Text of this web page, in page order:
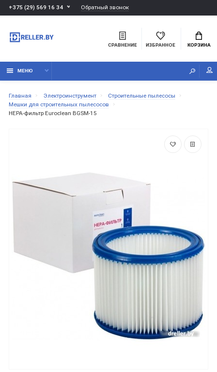
+375 (29) 569 16 34 Обратный звонок
СРАВНЕНИЕ ИЗБРАННОЕ КОРЗИНА
МЕНЮ
Главная Электроинструмент
Строительные пылесосы
Мешки для строительных пылесосов
HEPA-фильтр Euroclean BGSM-15